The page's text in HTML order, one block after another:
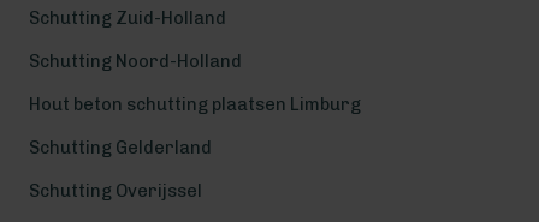
Schutting Zuid-Holland
Schutting Noord-Holland
Hout beton schutting plaatsen Limburg
Schutting Gelderland
Schutting Overijssel